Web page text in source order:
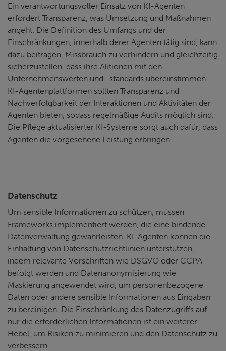
Ein verantwortungsvoller Einsatz von KI-Agenten
erfordert Transparenz, was Umsetzung und Maßnahmen
angeht. Die Definition des Umfangs und der
Einschränkungen, innerhalb derer Agenten tätig sind, kann
dazu beitragen, Missbrauch zu verhindern und gleichzeitig
sicherzustellen, dass ihre Aktionen mit den
Unternehmenswerten und -standards übereinstimmen.
KI-Agentenplattformen sollten Transparenz und
Nachverfolgbarkeit der Interaktionen und Aktivitäten der
Agenten bieten, sodass regelmäßige Audits möglich sind.
Die Pflege aktualisierter KI-Systeme sorgt auch dafür, dass
Agenten die vorgesehene Leistung erbringen.
Datenschutz
Um sensible Informationen zu schützen, müssen
Frameworks implementiert werden, die eine bindende
Datenverwaltung gewährleisten. KI-Agenten können die
Einhaltung von Datenschutzrichtlinien unterstützen,
indem relevante Vorschriften wie DSGVO oder CCPA
befolgt werden und Datenanonymisierung wie
Maskierung angewendet wird, um personenbezogene
Daten oder andere sensible Informationen aus Eingaben
zu bereinigen. Die Einschränkung des Datenzugriffs auf
nur die erforderlichen Informationen ist ein weiterer
Hebel, um Risiken zu minimieren und den Datenschutz zu
verbessern.